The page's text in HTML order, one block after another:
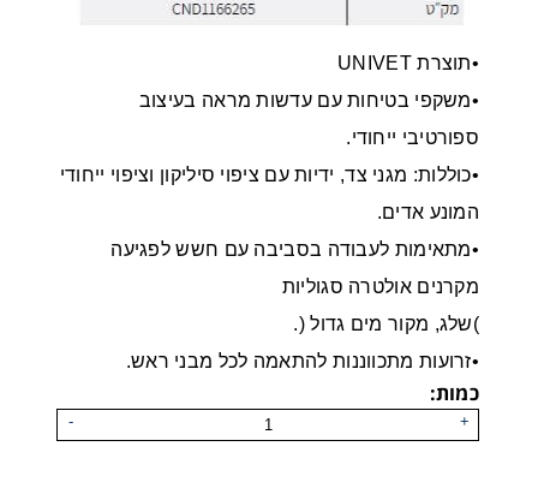
•תוצרת UNIVET
•משקפי בטיחות עם עדשות מראה בעיצוב
ספורטיבי ייחודי.
•כוללות: מגני צד, ידיות עם ציפוי סיליקון וציפוי ייחודי
המונע אדים.
•מתאימות לעבודה בסביבה עם חשש לפגיעה
מקרנים אולטרה סגוליות
)שלג, מקור מים גדול (.
•זרועות מתכווננות להתאמה לכל מבני ראש.
כמות:
+
-